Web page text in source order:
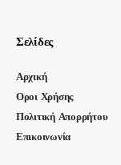
Σελίδες
Αρχική
Οροι Χρήσης
Πολιτική Απορρήτου
Επικοινωνία